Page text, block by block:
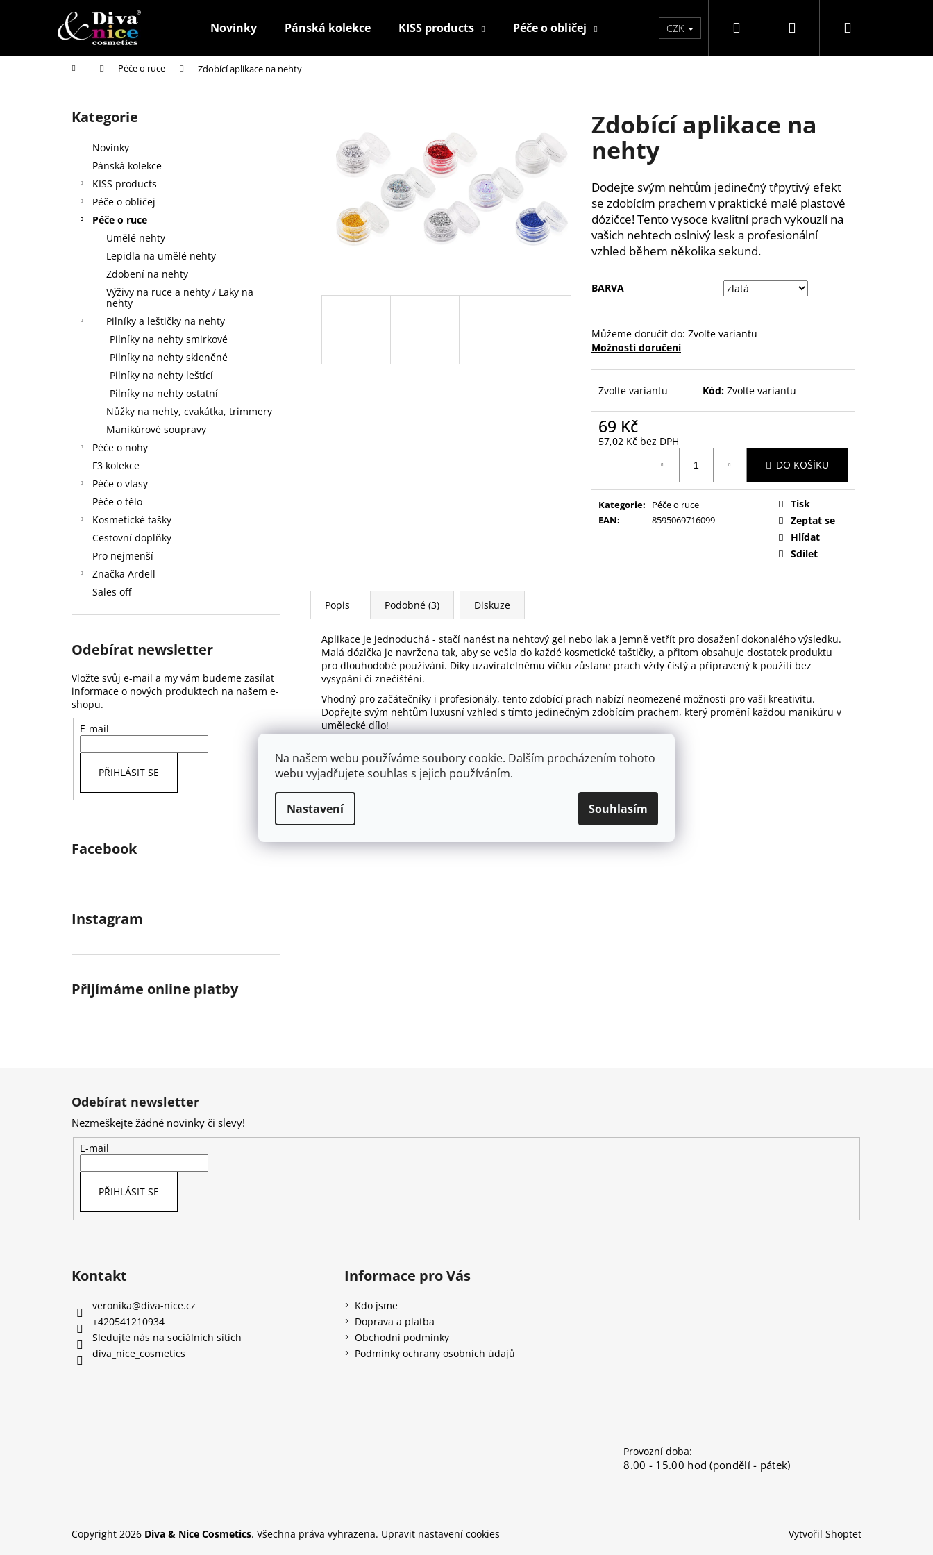
Na našem webu používáme soubory cookie. Dalším procházením tohoto
webu vyjadřujete souhlas s jejich používáním.
Nastavení Souhlasím
Novinky Pánská kolekce KISS products Péče o obličej Péče o ruce Péče o nohy F3 kolekce
CZK Hledat PřihlášeníNákupní
Domů Péče o ruce Zdobící aplikace na nehty
Přeskočit
kategorie
Kategorie
Novinky
Pánská kolekce
KISS products
Péče o obličej
Péče o ruce
Umělé nehty
Lepidla na umělé nehty
Zdobení na nehty
Výživy na ruce a nehty / Laky na
nehty
Pilníky a leštičky na nehty
Pilníky na nehty smirkové
Pilníky na nehty skleněné
Pilníky na nehty leštící
Pilníky na nehty ostatní
Nůžky na nehty, cvakátka, trimmery
Manikúrové soupravy
Péče o nohy
F3 kolekce
Péče o vlasy
Péče o tělo
Kosmetické tašky
Cestovní doplňky
Pro nejmenší
Značka Ardell
Sales off
Odebírat newsletter
Vložte svůj e-mail a my vám budeme zasílat
informace o nových produktech na našem e-
shopu.
E-mail
PŘIHLÁSIT SE
Facebook
Instagram
Přijímáme online platby
Zdobící aplikace na
nehty
Dodejte svým nehtům jedinečný třpytivý efekt
se zdobícím prachem v praktické malé plastové
dózičce! Tento vysoce kvalitní prach vykouzlí na
vašich nehtech oslnivý lesk a profesionální
vzhled během několika sekund.
BARVA
Můžeme doručit do: Zvolte variantu
Možnosti doručení
Zvolte variantu Kód: Zvolte variantu
69 Kč
57,02 Kč bez DPH
DO KOŠÍKU
Kategorie:
Péče o ruce
EAN: 8595069716099
Tisk
Zeptat se
Hlídat
Sdílet
Popis Podobné (3) Diskuze
Aplikace je jednoduchá - stačí nanést na nehtový gel nebo lak a jemně vetřít pro dosažení dokonalého výsledku.
Malá dózička je navržena tak, aby se vešla do každé kosmetické taštičky, a přitom obsahuje dostatek produktu
pro dlouhodobé používání. Díky uzavíratelnému víčku zůstane prach vždy čistý a připravený k použití bez
vysypání či znečištění.
Vhodný pro začátečníky i profesionály, tento zdobící prach nabízí neomezené možnosti pro vaši kreativitu.
Dopřejte svým nehtům luxusní vzhled s tímto jedinečným zdobícím prachem, který promění každou manikúru v
umělecké dílo!
í
Zpět
do
Zpět
do
Doporučujeme
SAFÍROVÝ PILNÍK NA NEHTY F3 MALÝ
59 Kč
HOUBIČKA NA MAKE-UP, KULATÁ
KONTUROVACÍ TUŽKA NA OČI
Odebírat newsletter
Nezmeškejte žádné novinky či slevy!
E-mail
PŘIHLÁSIT SE
Kontakt
veronika@diva-nice.cz
+420541210934
Sledujte nás na sociálních sítích
diva_nice_cosmetics
Informace pro Vás
Kdo jsme
Doprava a platba
Obchodní podmínky
Podmínky ochrany osobních údajů
Provozní doba:
8.00 - 15.00 hod (pondělí - pátek)
Vytvořil Shoptet
Copyright 2026 Diva & Nice Cosmetics. Všechna práva vyhrazena. Upravit nastavení cookies